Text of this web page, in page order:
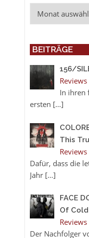
BEITRÄGE
156/
Reviews
In ihren
ersten […]
This
Reviews
Dafür, dass die
Jahr […]
FACE
Of Cold
Reviews
Der Nachfolger